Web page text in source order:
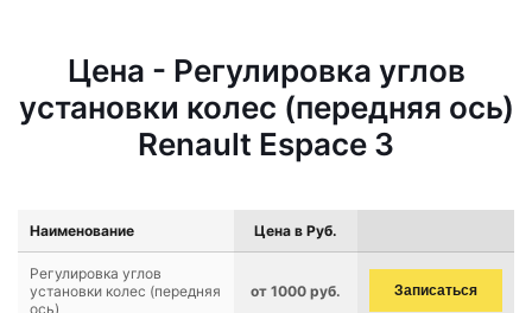
Цена - Регулировка углов
установки колес (передняя ось)
Renault Espace 3
Наименование Цена в Руб.
Регулировка углов
установки колес (передняя
ось)
от 1000 руб. Записаться